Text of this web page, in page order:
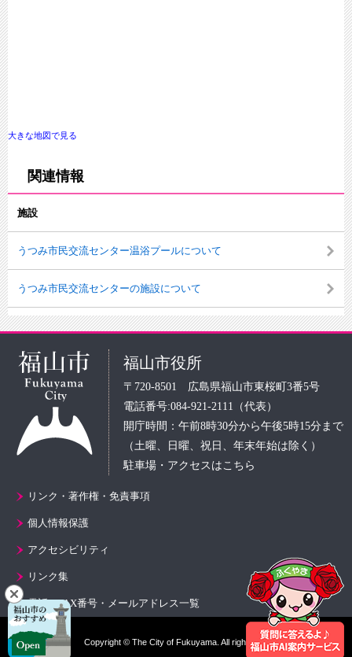
大きな地図で見る
関連情報
施設
うつみ市民交流センター温浴プールについて
うつみ市民交流センターの施設について
福山市役所
〒720-8501 広島県福山市東桜町3番5号
電話番号:084-921-2111（代表）
開庁時間：午前8時30分から午後5時15分まで
（土曜、日曜、祝日、年末年始は除く）
駐車場・アクセスはこちら
リンク・著作権・免責事項
個人情報保護
アクセシビリティ
リンク集
電話・FAX番号・メールアドレス一覧
Copyright © The City of Fukuyama. All rights reserved.